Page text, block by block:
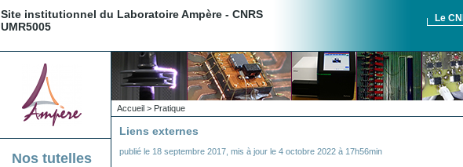
Site institutionnel du Laboratoire Ampère - CNRS
UMR5005
Le
Nos tutelles
Accueil > Pratique
Liens externes
publié le 18 septembre 2017 mis à jour le 4 octobre 2022 à 17h56min